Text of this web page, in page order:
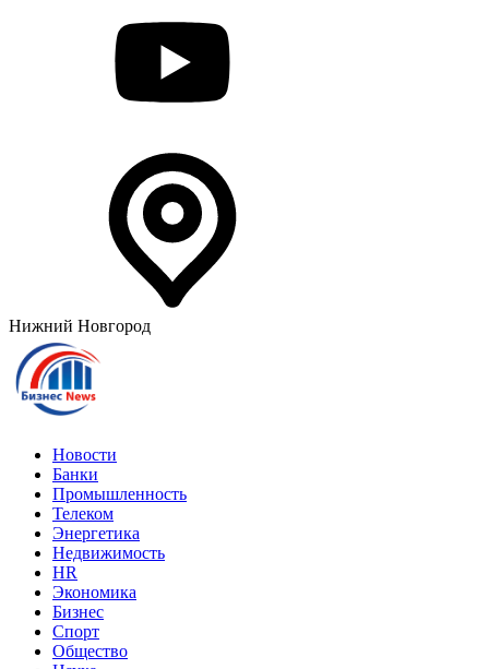
Нижний Новгород
Новости
Банки
Промышленность
Телеком
Энергетика
Недвижимость
HR
Экономика
Бизнес
Спорт
Общество